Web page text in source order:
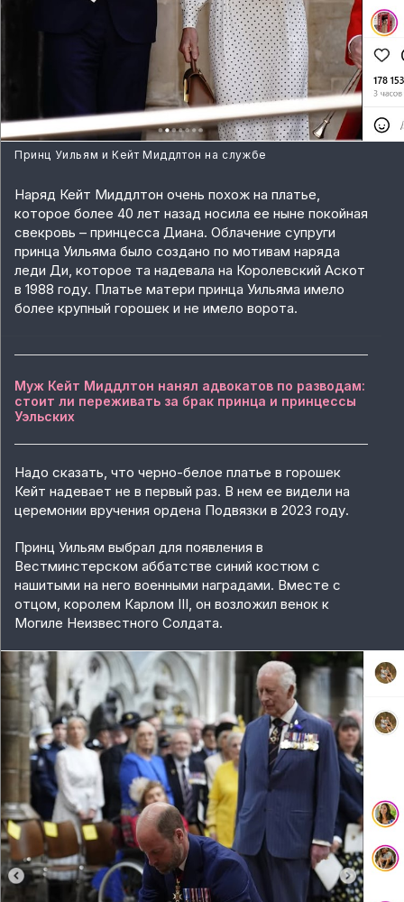
Принц Уильям и Кейт Миддлтон на службе
Наряд Кейт Миддлтон очень похож на платье,
которое более 40 лет назад носила ее ныне покойная
свекровь – принцесса Диана. Облачение супруги
принца Уильяма было создано по мотивам наряда
леди Ди, которое та надевала на Королевский Аскот
в 1988 году. Платье матери принца Уильяма имело
более крупный горошек и не имело ворота.
Муж Кейт Миддлтон нанял адвокатов по разводам:
стоит ли переживать за брак принца и принцессы
Уэльских
Надо сказать, что черно-белое платье в горошек
Кейт надевает не в первый раз. В нем ее видели на
церемонии вручения ордена Подвязки в 2023 году.
Принц Уильям выбрал для появления в
Вестминстерском аббатстве синий костюм с
нашитыми на него военными наградами. Вместе с
отцом, королем Карлом III, он возложил венок к
Могиле Неизвестного Солдата.